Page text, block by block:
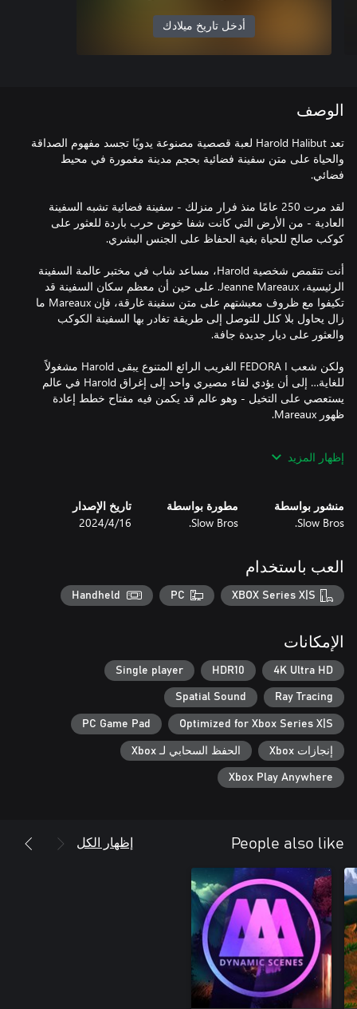
أدخل تاريخ ميلادك
الوصف
تعد Harold Halibut لعبة قصصية مصنوعة يدويًا تجسد مفهوم الصداقة
والحياة على متن سفينة فضائية بحجم مدينة مغمورة في محيط
لقد مرت 250 عامًا منذ فرار منزلك - سفينة فضائية تشبه السفينة
العادية - من الأرض التي كانت شفا خوض حرب باردة للعثور على
أنت تتقمص شخصية Harold، مساعد شاب في مختبر عالمة السفينة
الرئيسية، Jeanne Mareaux. على حين أن معظم سكان السفينة قد
تكيفوا مع ظروف معيشتهم على متن سفينة غارقة، فإن Mareaux ما
زال يحاول بلا كلل للتوصل إلى طريقة تغادر بها السفينة الكوكب
ولكن شعب FEDORA I الغريب الرائع المتنوع يبقى Harold مشغولاً
للغاية… إلى أن يؤدي لقاء مصيري واحد إلى إغراق Harold في عالم
يستعصي على التخيل - وهو عالم قد يكمن فيه مفتاح خطط إعادة
نابضًا بالحياة في مهمته الهادفة إلى التوصل إلى المعنى الحقيقي لكلمة
إظهار المزيد
منشور بواسطة
Slow Bros.
مطورة بواسطة
Slow Bros.
تاريخ الإصدار
16‏/4‏/2024
العب باستخدام
XBOX Series X|S
PC
Handheld
الإمكانات
4K Ultra HD
HDR10
Single player
Ray Tracing
Spatial Sound
Optimized for Xbox Series X|S
PC Game Pad
إنجازات Xbox الحفظ السحابي لـ Xbox
Xbox Play Anywhere
People also like إظهار الكل